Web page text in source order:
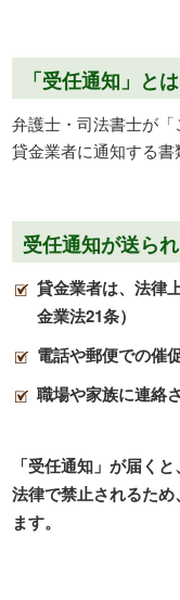
「受任通知」と
弁護士・司法書士が
貸金業者に通知する書
受任通知が送ら
貸金業者は、法律
金業法21条）
電話や郵便での催
職場や家族に連絡
「受任通知」が届く
法律で禁止されるた
ます。